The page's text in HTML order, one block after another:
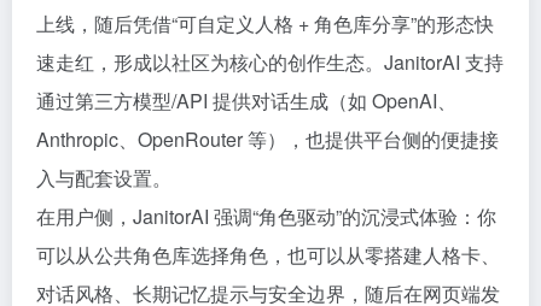
上线，随后凭借“可自定义人格 + 角色库分享”的形态快
速走红，形成以社区为核心的创作生态。JanitorAI 支持
通过第三方模型/API 提供对话生成（如 OpenAI、
Anthropic、OpenRouter 等），也提供平台侧的便捷接
入与配套设置。
在用户侧，JanitorAI 强调“角色驱动”的沉浸式体验：你
可以从公共角色库选择角色，也可以从零搭建人格卡、
对话风格、长期记忆提示与安全边界，随后在网页端发